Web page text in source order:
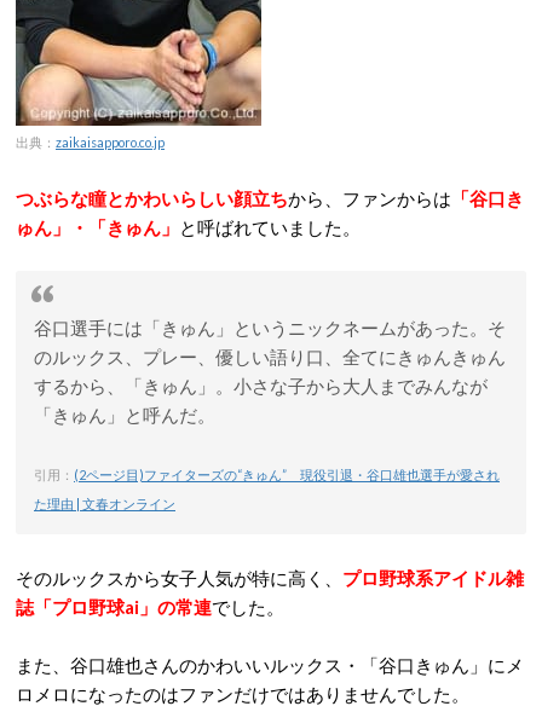
出典： zaikaisapporo.co.jp
つぶらな瞳とかわいらしい顔立ちから、ファンからは 「谷口き
ゅん」・「きゅん」 と呼ばれていました。
谷口選手には「きゅん」というニックネームがあった。そ
のルックス、プレー、優しい語り口、全てにきゅんきゅん
するから、「きゅん」。小さな子から大人までみんなが
「きゅん」と呼んだ。
引用： (2ページ目)ファイターズの“きゅん” 現役引退・谷口雄也選手が愛され
た理由 | 文春オンライン
そのルックスから女子人気が特に高く、 プロ野球系アイドル雑
誌「プロ野球ai」の常連でした。
また、谷口雄也さんのかわいいルックス・「谷口きゅん」にメ
ロメロになったのはファンだけではありませんでした。